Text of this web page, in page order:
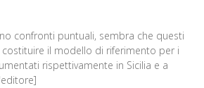
confronti puntuali, sembra che questi
il modello di riferimento per i
rispettivamente in Sicilia e a